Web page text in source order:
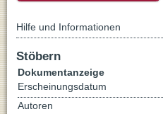
Hilfe und Informationen
Stöbern
Dokumentanzeige
Erscheinungsdatum
Autoren